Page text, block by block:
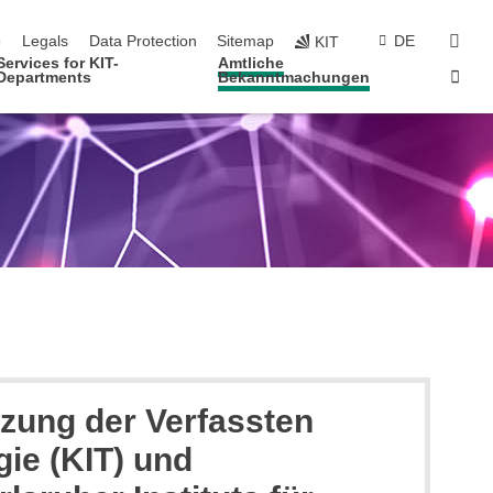
Legals Data Protection Sitemap KIT DE
for KIT-
Amtliche
Bekanntmachungen
der Verfassten
(KIT) und